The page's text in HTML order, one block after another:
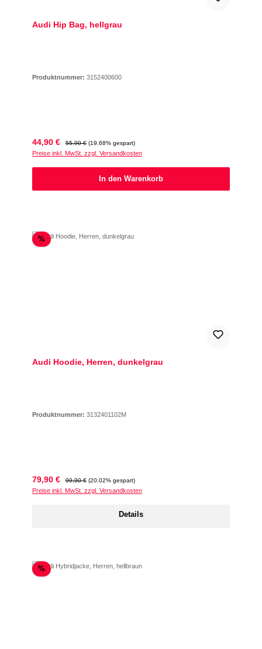
Audi Hip Bag, hellgrau
Produktnummer: 3152400600
Verkaufspreis:
44,90 € Regulärer Preis:
55,90 € (19.68% gespart)
Preise inkl. MwSt. zzgl. Versandkosten
In den Warenkorb
%Rabatt
Audi Hoodie, Herren, dunkelgrau
Produktnummer: 3132401102M
Verkaufspreis:
79,90 € Regulärer Preis:
99,90 € (20.02% gespart)
Preise inkl. MwSt. zzgl. Versandkosten
Details
%Rabatt